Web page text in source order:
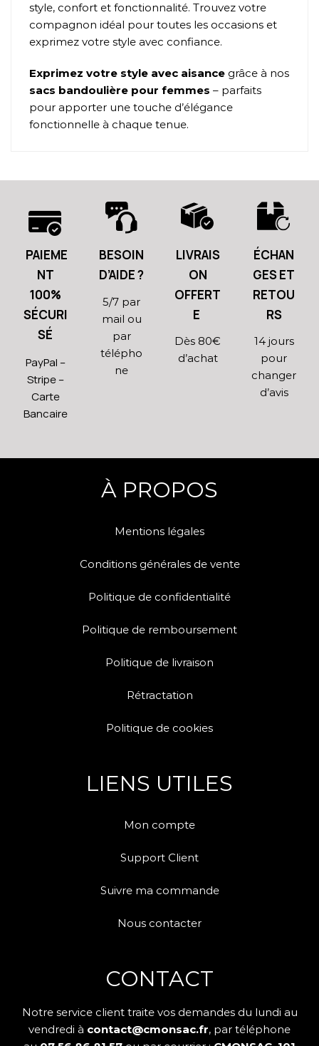
style, confort et fonctionnalité. Trouvez votre
compagnon idéal pour toutes les occasions et
exprimez votre style avec confiance.
Exprimez votre style avec aisance grâce à nos
sacs bandoulière pour femmes – parfaits
pour apporter une touche d’élégance
fonctionnelle à chaque tenue.
PAIEME
NT
100%
SÉCURI
SÉ
PayPal –
Stripe –
Carte
Bancaire
BESOIN
D’AIDE ?
5/7 par
mail ou
par
télépho
ne
LIVRAIS
ON
OFFERT
E
Dès 80€
d’achat
ÉCHAN
GES ET
RETOU
RS
14 jours
pour
changer
d’avis
À PROPOS
Mentions légales
Conditions générales de vente
Politique de confidentialité
Politique de remboursement
Politique de livraison
Rétractation
Politique de cookies
LIENS UTILES
Mon compte
Support Client
Suivre ma commande
Nous contacter
CONTACT
Notre service client traite vos demandes du lundi au
vendredi à contact@cmonsac.fr, par téléphone